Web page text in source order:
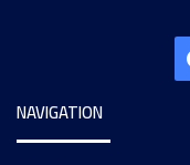
NAVIGATION